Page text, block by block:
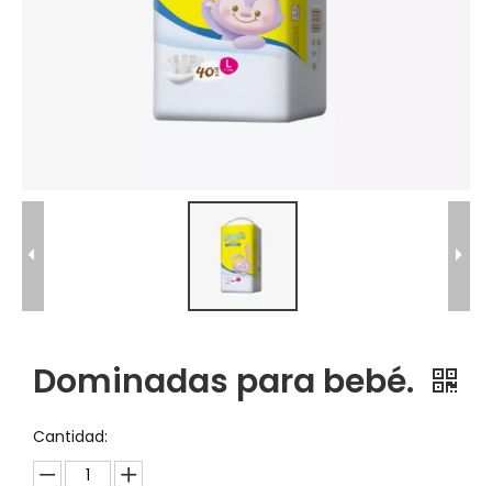
Dominadas para bebé.
Cantidad: